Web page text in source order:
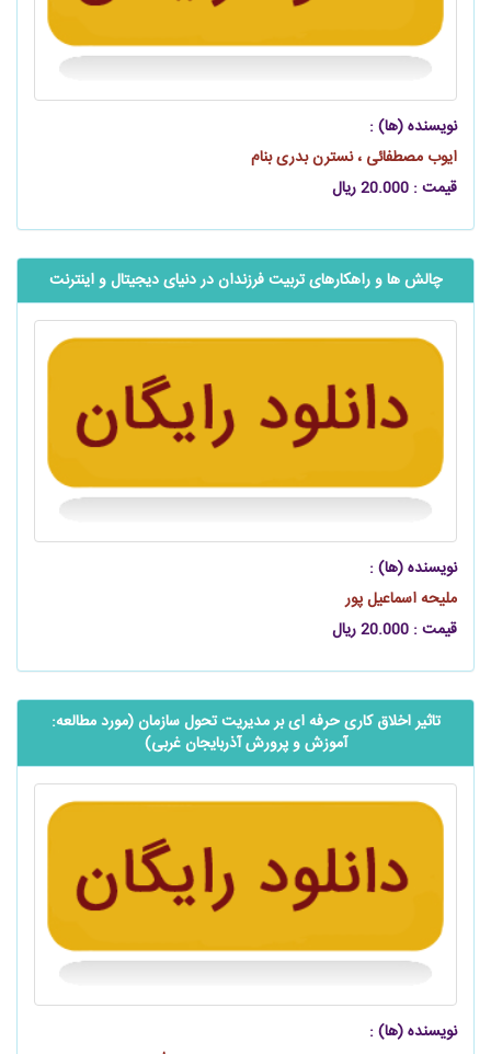
نویسنده (ها) :
ایوب مصطفائی ، نسترن بدری بنام
قیمت : 20.000 ریال
چالش ها و راهکارهای تربیت فرزندان در دنیای دیجیتال و اینترنت
نویسنده (ها) :
ملیحه اسماعیل پور
قیمت : 20.000 ریال
تاثیر اخلاق کاری حرفه ای بر مدیریت تحول سازمان (مورد مطالعه:
آموزش و پرورش آذربایجان غربی)
نویسنده (ها) :